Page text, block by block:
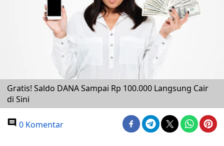
Gratis! Saldo DANA Sampai Rp 100.000 Langsung Cair
di Sini
0 Komentar